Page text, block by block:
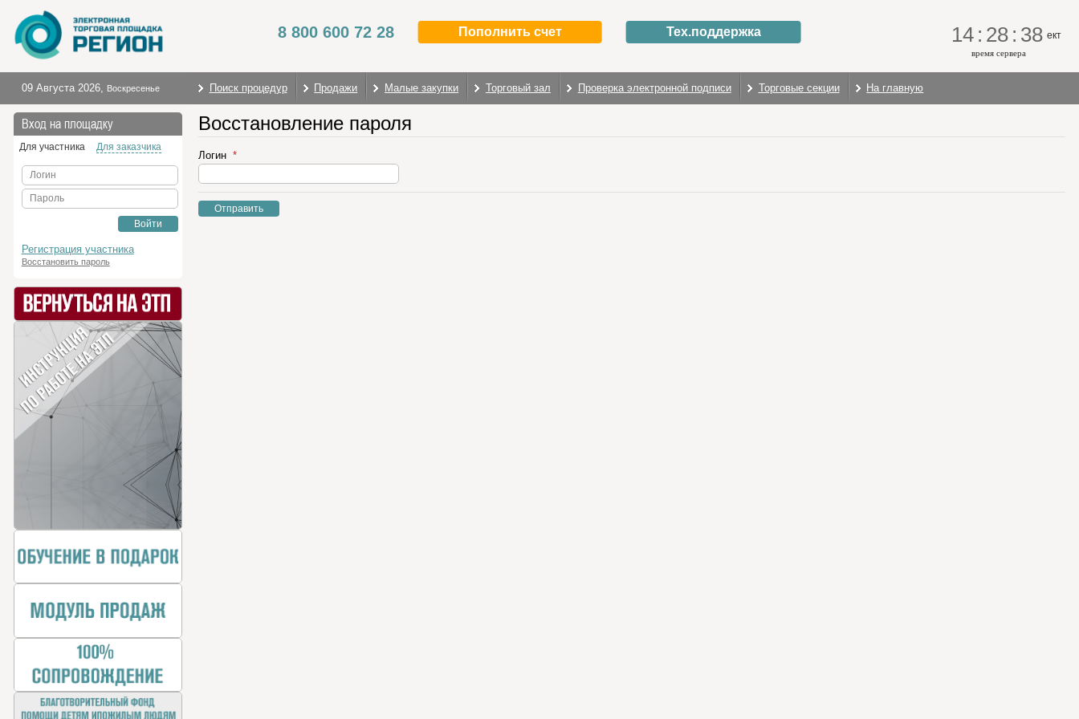
8 800 600 72 28 Пополнить счет Тех.поддержка 14 : 28 : 38 ект
время сервера
09 Августа 2026, Воскресенье Поиск процедур Продажи Малые закупки Торговый зал Проверка электронной подписи Торговые секции На главную
Вход на площадку
Для участника Для заказчика
Логин
Пароль
Войти
Регистрация участника
Восстановить пароль
Восстановление пароля
Логин
Отправить